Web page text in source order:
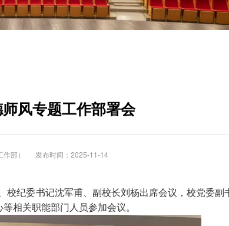
风专题工作部署会
部） 发布时间：2025-11-14
校纪委书记沈军甫、副校长刘杨出席会议，校党委副
相关职能部门人员参加会议。